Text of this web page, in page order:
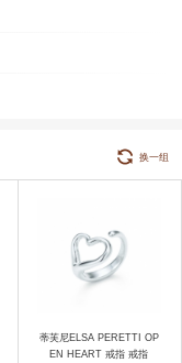
换一组
蒂芙尼ELSA PERETTI OP
EN HEART 戒指 戒指